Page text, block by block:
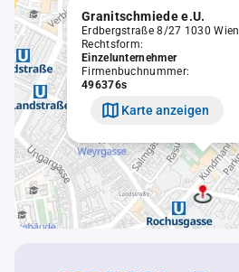
Granitschmiede e.U.
Erdbergstraße 8/27 1030 Wien
Rechtsform:
Einzelunternehmer
Firmenbuchnummer:
496376s
Karte anzeigen